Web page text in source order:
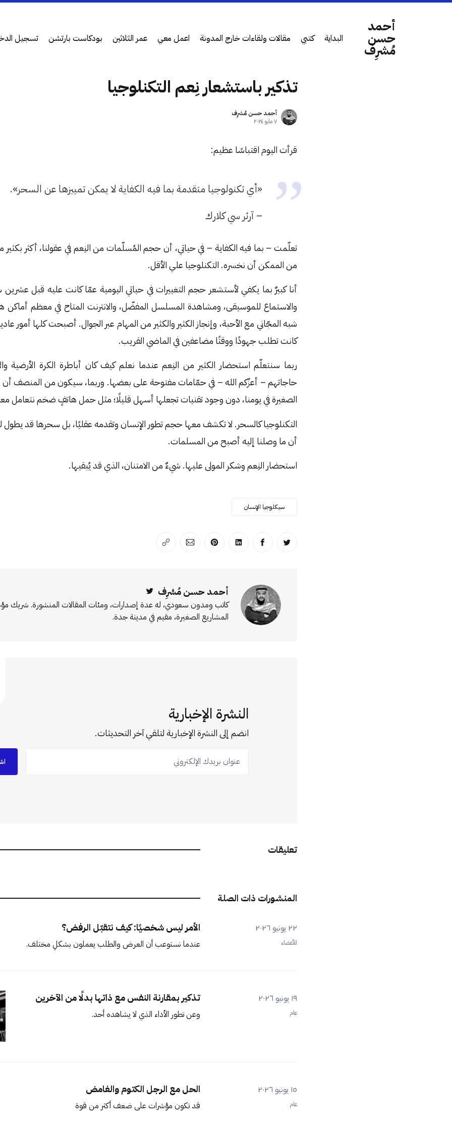
أحمد
حسن
مُشرِف
البداية كتبي مقالات ولقاءات خارج المدونة اعمل معي عمر الثلاثين بودكاست بارتشن تسجيل
تذكير باستشعار نِعم التكنلوجيا
أحمد حسن مُشرِف
٧ مايو ٢٠٢٤
قرأت اليوم اقتباسًا عظيم:
«أي تكنولوجيا متقدمة بما فيه الكفاية لا يمكن تمييزها عن السحر».
– آرثر سي كلارك
تعلّمت – بما فيه الكفاية – في حياتي، أن حجم المُسلّمات من النِعم في عقولنا، أكثر
من الممكن أن نخسره. التكنلوجيا علي الأقل.
أنا كبيرٌ بما يكفي لأستشعر حجم التغييرات في حياتي اليومية عمّا كانت عليه قبل
والاستماع للموسيقى، ومشاهدة المسلسل المفضّل، والانترنت المتاح في معظم أماكن
شبه المجّاني مع الأحبة، وإنجاز الكثير والكثير من المهام عبر الجوال. أصبحت كلها أمور
كانت تطلب جهودًا ووقتًا مضاعفين في الماضي القريب.
ربما سنتعلّم استحضار الكثير من النِعم عندما نعلم كيف كان أباطرة الكرة الأرضية
حاجاتهم – أعزّكم الله – في حمّامات مفتوحة على بعضها. وربما، سيكون من المنصف أن
الصغيرة في يومنا، دون وجود تقنيات تجعلها أسهل قليلًا؛ مثل حمل هاتفٍ ضخم نتعامل
التكنلوجيا كالسحر. لا تكشف معها حجم تطور الإنسان وتقدمه عقليًا، بل سحرها قد يطول
أن ما وصلنا إليه أصبح من المسلمات.
استحضار النِعم وشكر المولى عليها. شيءٌ من الامتنان، الذي قد يُبقيها.
سيكلوجيا الإنسان
انشر على تويترانشر على الفيسبوك
انشر على لينكد إن
انشر على بينترست
انشر على الإيميل
انسخ الرابط
أحمد حسن مُشرِف
كاتب ومدون سعودي، له عدة إصدارات، ومئات المقالات المنشورة.
المشاريع الصغيرة، مقيم في مدينة جدة.
النشرة الإخبارية
انضم إلى النشرة الإخبارية لتلقي آخر التحديثات.
عنوان بريدك الإلكتروني
تعليقات
المنشورات ذات الصلة
٢٢ يونيو ٢٠٢٦
للأعضاء
الأمر ليس شخصيًا: كيف نتقبّل الرفض؟
عندما نستوعب أن العرض والطلب يعملون بشكلٍ مختلف.
١٩ يونيو ٢٠٢٦
عام
تذكير بمقارنة النفس مع ذاتها بدلًا من الآخرين
وعن تطور الأداء الذي لا يشاهده أحد.
١٥ يونيو ٢٠٢٦
عام
الحل مع الرجل الكتوم والغامض
قد تكون مؤشرات على ضعف أكثر من قوة